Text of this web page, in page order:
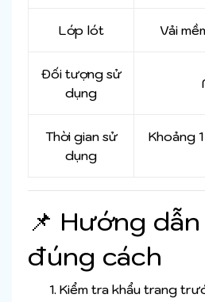
Lớp lót Vải
Đối tượng sử
dụng
Thời gian sử
dụng
Khoảng
📌 Hướng
đúng cách
Kiểm tra khẩu trang